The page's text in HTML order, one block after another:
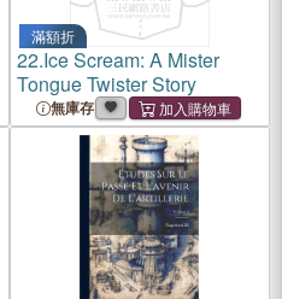
滿額折
22.Ice Scream: A Mister
Tongue Twister Story
無庫存